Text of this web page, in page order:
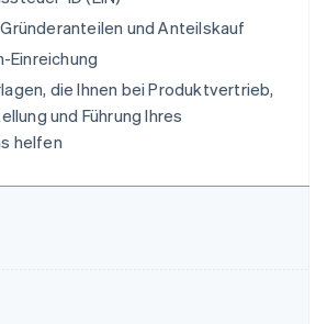
und Anteilskauf
Einreichung
die Ihnen bei Produktvertrieb,
und Führung Ihres
helfen